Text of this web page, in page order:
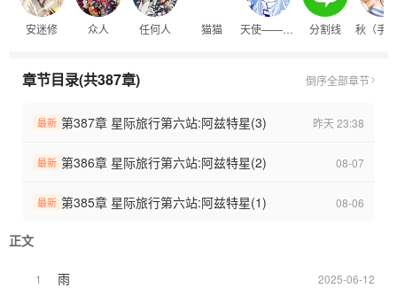
大赛线 68-303(已完结)
宇宙旅行线(连载中)
武拟(已完结)
影子(已完结)
小梦的“突击检查”(已完结)
新世界里那些令人头大的事啊(连载中)
多个世界的安安碰撞大会(未开启)
安安的RPG之旅(未开启)
正文番外
雷皇陛下的一篇传记(未开启)
长生者记录(未开启)
安迷修 众人 任何人 猫猫 天使——小梦 分割线 秋（手
章节目录(共387章) 倒序全部章节
最新 第387章 星际旅行第六站:阿兹特星(3) 昨天 23:38
最新 第386章 星际旅行第六站:阿兹特星(2) 08-07
最新 第385章 星际旅行第六站:阿兹特星(1) 08-06
正文
1 雨 2025-06-12